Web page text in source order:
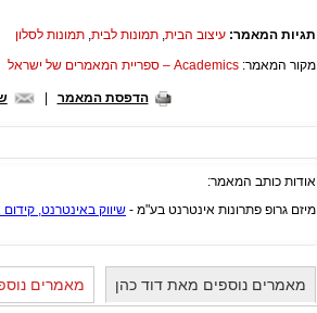
תגיות המאמר: עיצוב הבית, תמונות לבית, תמונות לסלון
מקור המאמר: Academics – ספריית המאמרים של ישראל
הדפסת המאמר
אודות כותב המאמר:
מיזם גרופ פתרונות אינטרנט בע"מ - שיווק באינטרנט,
מאמרים נוספים מאת דוד כהן מאמרים